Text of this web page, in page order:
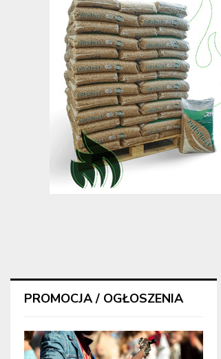
PROMOCJA / OGŁOSZENIA